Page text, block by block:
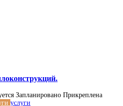
Запланировано Прикреплена
услуги